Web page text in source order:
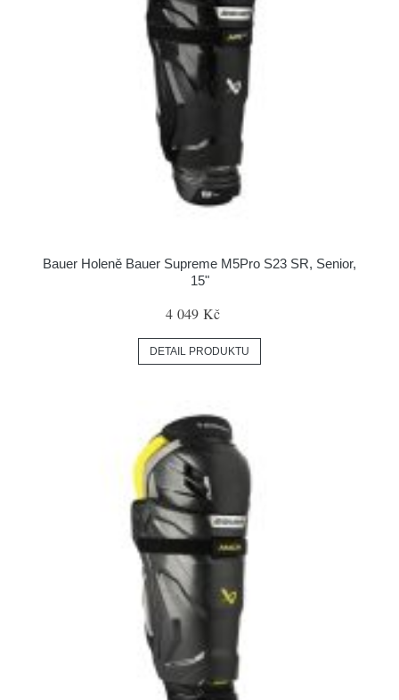
Bauer Holeně Bauer Supreme M5Pro S23 SR, Senior,
15"
4 049 Kč
DETAIL PRODUKTU